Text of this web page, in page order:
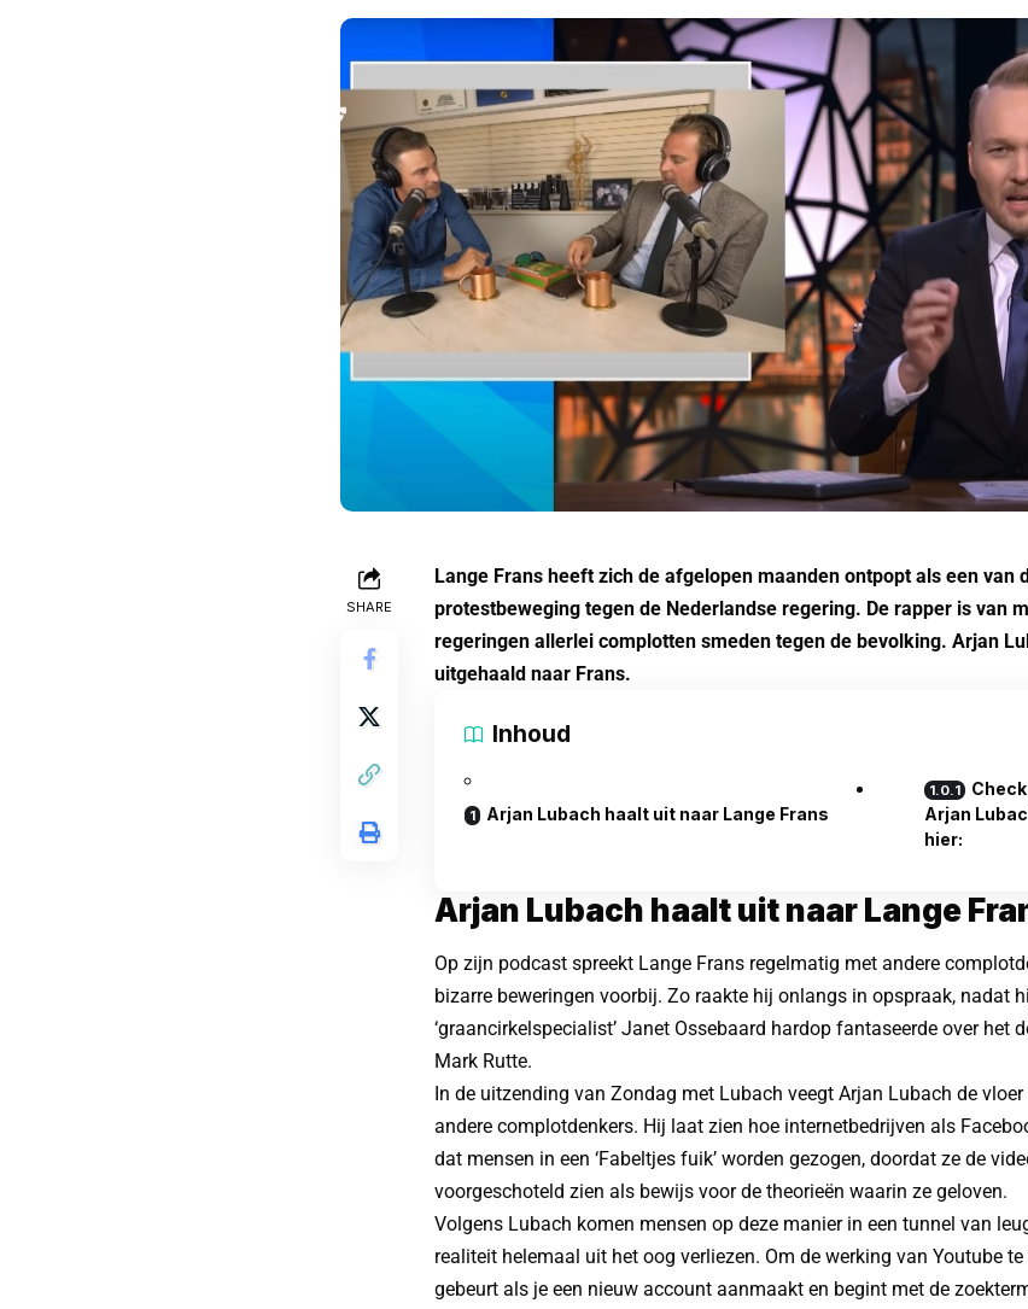
SHARE
Lange Frans heeft zich de afgelopen maanden ontpopt als een van
protestbeweging tegen de Nederlandse regering. De rapper is van
regeringen allerlei complotten smeden tegen de bevolking. Arjan
uitgehaald naar Frans.
Inhoud
Arjan Lubach haalt uit naar Lange Frans
Arjan
hier:
Arjan Lubach haalt uit naar Lange
Op zijn podcast spreekt Lange Frans regelmatig met andere
bizarre beweringen voorbij. Zo raakte hij onlangs in opspraak, nadat
‘graancirkelspecialist’ Janet Ossebaard hardop fantaseerde over het
Mark Rutte.
In de uitzending van Zondag met Lubach veegt Arjan Lubach de
andere complotdenkers. Hij laat zien hoe internetbedrijven als
dat mensen in een ‘Fabeltjes fuik’ worden gezogen, doordat ze de
voorgeschoteld zien als bewijs voor de theorieën waarin ze geloven.
Volgens Lubach komen mensen op deze manier in een tunnel van
realiteit helemaal uit het oog verliezen. Om de werking van Youtube
gebeurt als je een nieuw account aanmaakt en begint met de zoekterm